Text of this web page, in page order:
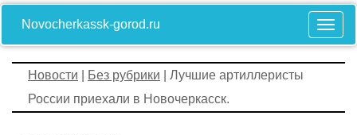
Novocherkassk-gorod.ru
Новости Без рубрики | Лучшие артиллеристы
России приехали в Новочеркасск.